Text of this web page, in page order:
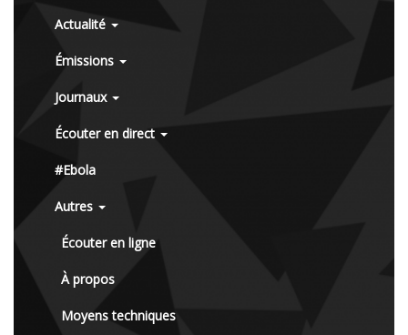
Actualité
Émissions
Journaux
Écouter en direct
#Ebola
Autres
Écouter en ligne
À propos
Moyens techniques